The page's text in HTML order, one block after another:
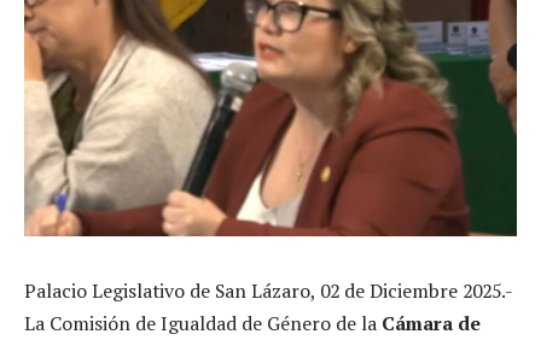
Palacio Legislativo de San Lázaro, 02 de Diciembre 2025.-
La Comisión de Igualdad de Género de la Cámara de